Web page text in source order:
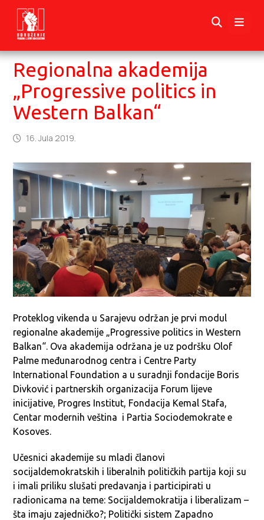
Regionalna akademija
„Progressive politics in
Western Balkan“
16. Jula 2019.
Proteklog vikenda u Sarajevu održan je prvi modul
regionalne akademije „Progressive politics in Western
Balkan“. Ova akademija održana je uz podršku Olof
Palme međunarodnog centra i Centre Party
International Foundation a u suradnji fondacije Boris
Divković i partnerskih organizacija Forum lijeve
inicijative, Progres Institut, Fondacija Kemal Stafa,
Centar modernih veština i Partia Sociodemokrate e
Kosoves.
Učesnici akademije su mladi članovi
socijaldemokratskih i liberalnih političkih partija koji su
i imali priliku slušati predavanja i participirati u
radionicama na teme: Socijaldemokratija i liberalizam –
šta imaju zajedničko?; Politički sistem Zapadno